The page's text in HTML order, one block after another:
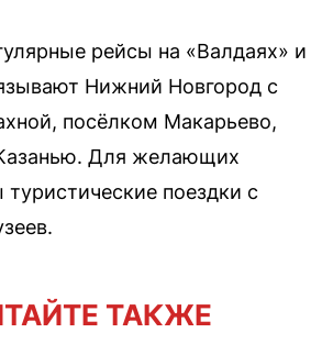
рейсы на «Валдаях» и
Нижний Новгород с
посёлком Макарьево,
Для желающих
поездки с
ТАКЖЕ